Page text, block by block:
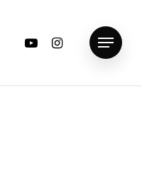
youtubeinstagramMenu